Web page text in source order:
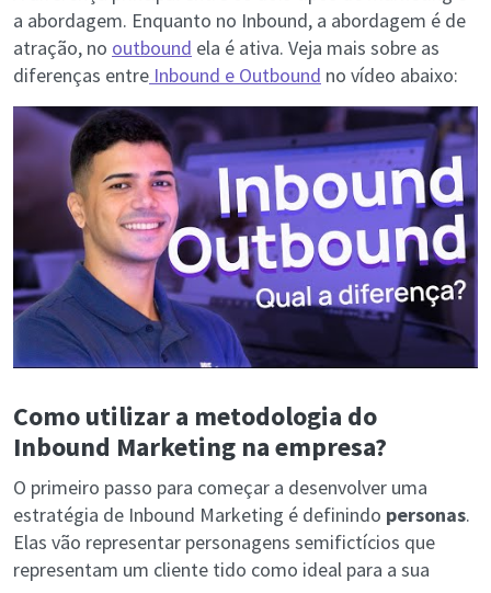
a abordagem. Enquanto no Inbound, a abordagem é de
atração, no outbound ela é ativa. Veja mais sobre as
diferenças entre Inbound e Outbound no vídeo abaixo:
Como utilizar a metodologia do
Inbound Marketing na empresa?
O primeiro passo para começar a desenvolver uma
estratégia de Inbound Marketing é definindo personas.
Elas vão representar personagens semifictícios que
representam um cliente tido como ideal para a sua